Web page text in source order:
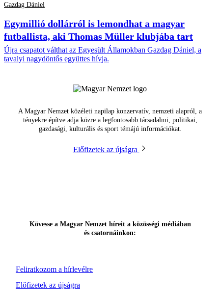
Gazdag Dániel
Egymillió dollárról is lemondhat a magyar
futballista, aki Thomas Müller klubjába tart
Újra csapatot válthat az Egyesült Államokban Gazdag Dániel, a
tavalyi nagydöntős együttes hívja.
A Magyar Nemzet közéleti napilap konzervatív, nemzeti alapról, a
tényekre építve adja közre a legfontosabb társadalmi, politikai,
gazdasági, kulturális és sport témájú információkat.
Előfizetek az újságra
Feliratkozom a hírlevélre
Kövesse a Magyar Nemzet híreit a közösségi médiában
és csatornáinkon:
Előfizetek az újságra